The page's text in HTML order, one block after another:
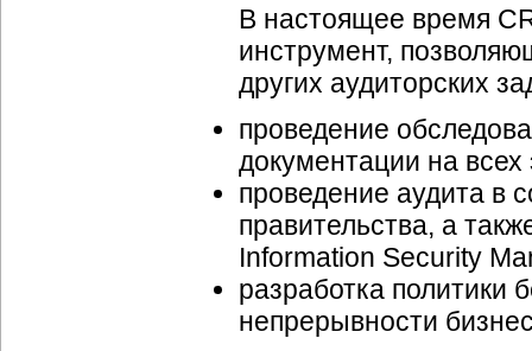
В настоящее время
инструмент,
других аудиторских
проведение
документации на всех
проведение аудита в
правительства, а
Information Security
разработка политики
непрерывности